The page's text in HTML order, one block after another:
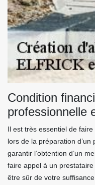
Condition
professionnelle
Il est très essentiel de
lors de la préparation d’un
garantir l’obtention d’un
faire appel à un
être sûr de votre